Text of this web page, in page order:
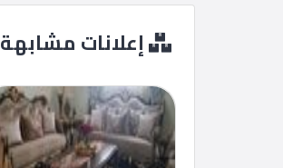
إعلانات مشابهة